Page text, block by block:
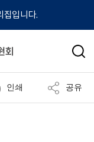
집입니다.
검
인쇄 공유